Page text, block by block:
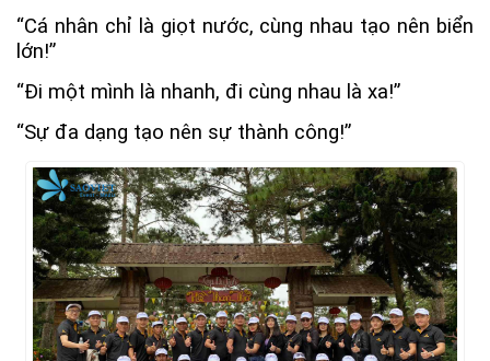
“Cá nhân chỉ là giọt nước, cùng nhau tạo nên biển
lớn!”
“Đi một mình là nhanh, đi cùng nhau là xa!”
“Sự đa dạng tạo nên sự thành công!”